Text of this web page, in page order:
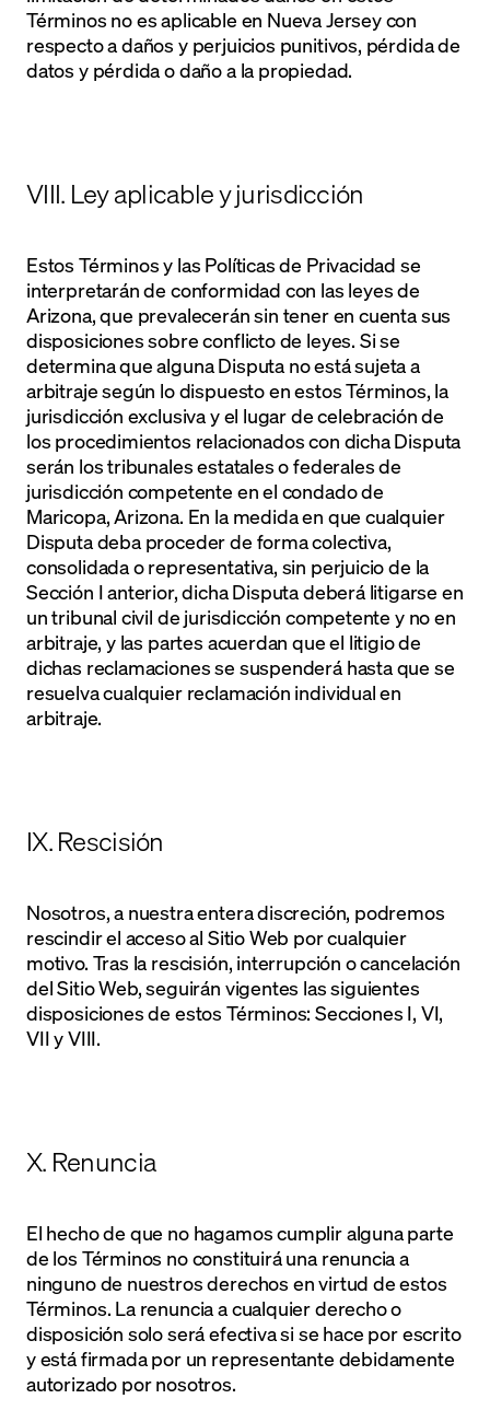
Términos no es aplicable en Nueva Jersey con
respecto a daños y perjuicios punitivos, pérdida de
datos y pérdida o daño a la propiedad.
VIII. Ley aplicable y jurisdicción
Estos Términos y las Políticas de Privacidad se
interpretarán de conformidad con las leyes de
Arizona, que prevalecerán sin tener en cuenta sus
disposiciones sobre conflicto de leyes. Si se
determina que alguna Disputa no está sujeta a
arbitraje según lo dispuesto en estos Términos, la
jurisdicción exclusiva y el lugar de celebración de
los procedimientos relacionados con dicha Disputa
serán los tribunales estatales o federales de
jurisdicción competente en el condado de
Maricopa, Arizona. En la medida en que cualquier
Disputa deba proceder de forma colectiva,
consolidada o representativa, sin perjuicio de la
Sección I anterior, dicha Disputa deberá litigarse en
un tribunal civil de jurisdicción competente y no en
arbitraje, y las partes acuerdan que el litigio de
dichas reclamaciones se suspenderá hasta que se
resuelva cualquier reclamación individual en
arbitraje.
IX. Rescisión
Nosotros, a nuestra entera discreción, podremos
rescindir el acceso al Sitio Web por cualquier
motivo. Tras la rescisión, interrupción o cancelación
del Sitio Web, seguirán vigentes las siguientes
disposiciones de estos Términos: Secciones I, VI,
VII y VIII.
X. Renuncia
El hecho de que no hagamos cumplir alguna parte
de los Términos no constituirá una renuncia a
ninguno de nuestros derechos en virtud de estos
Términos. La renuncia a cualquier derecho o
disposición solo será efectiva si se hace por escrito
y está firmada por un representante debidamente
autorizado por nosotros.